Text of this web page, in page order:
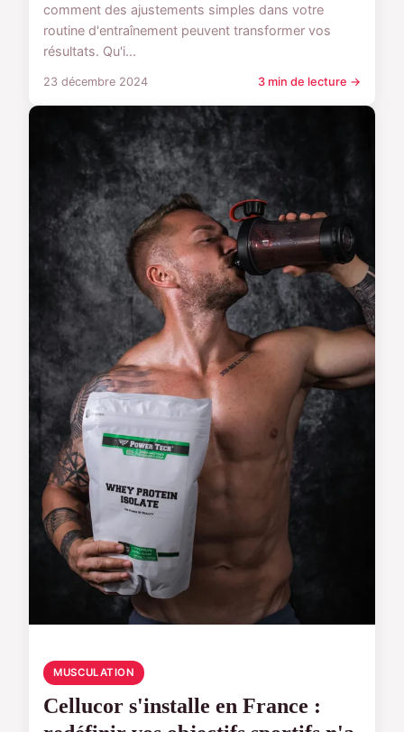
comment des ajustements simples dans votre
routine d'entraînement peuvent transformer vos
résultats. Qu'i...
23 décembre 2024 3 min de lecture →
MUSCULATION
Cellucor s'installe en France :